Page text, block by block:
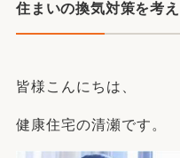
住まいの換気対策を考
皆様こんにちは、
健康住宅の清瀬です。